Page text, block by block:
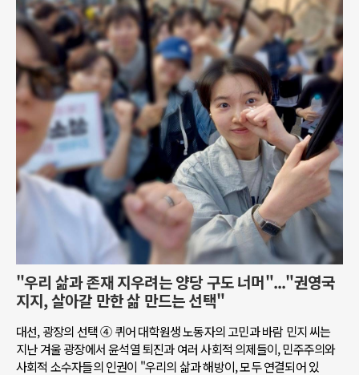
"우리 삶과 존재 지우려는 양당 구도 너머"..."권영국
지지, 살아갈 만한 삶 만드는 선택"
대선, 광장의 선택 ④ 퀴어 대학원생 노동자의 고민과 바람 민지 씨는
지난 겨울 광장에서 윤석열 퇴진과 여러 사회적 의제들이, 민주주의와
사회적 소수자들의 인권이 "우리의 삶과 해방이, 모두 연결되어 있